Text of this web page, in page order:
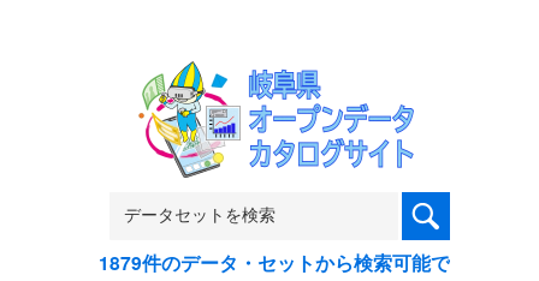
1879件のデータ・セットから検索可能で